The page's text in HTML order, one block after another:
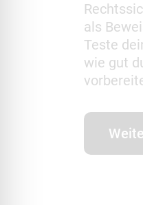
als
Teste
wie gut